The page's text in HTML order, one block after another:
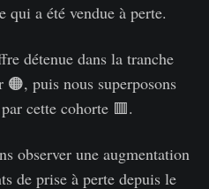
qui a été vendue à perte.
détenue dans la tranche
🟠, puis nous superposons
cette cohorte 🟥.
observer une augmentation
de prise à perte depuis le